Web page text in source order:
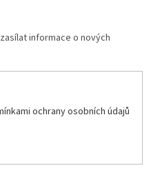
informace o nových
ochrany osobních údajů